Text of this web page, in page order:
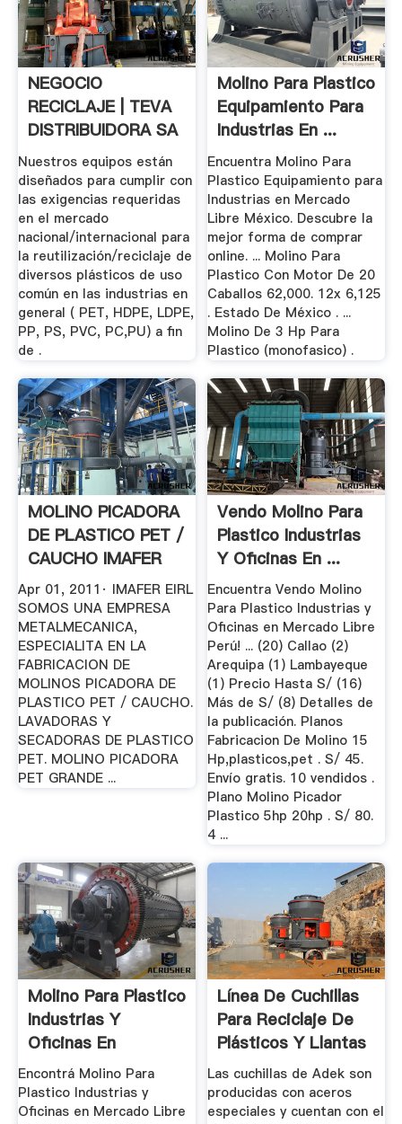
NEGOCIO
RECICLAJE | TEVA
DISTRIBUIDORA SA
DE CV
Nuestros equipos están
diseñados para cumplir con
las exigencias requeridas
en el mercado
nacional/internacional para
la reutilización/reciclaje de
diversos plásticos de uso
común en las industrias en
general ( PET, HDPE, LDPE,
PP, PS, PVC, PC,PU) a fin
de .
Molino Para Plastico
Equipamiento Para
Industrias En ...
Encuentra Molino Para
Plastico Equipamiento para
Industrias en Mercado
Libre México. Descubre la
mejor forma de comprar
online. ... Molino Para
Plastico Con Motor De 20
Caballos 62,000. 12x 6,125
. Estado De México . ...
Molino De 3 Hp Para
Plastico (monofasico) .
MOLINO PICADORA
DE PLASTICO PET /
CAUCHO IMAFER
EIRL 5 ...
Apr 01, 2011· IMAFER EIRL
SOMOS UNA EMPRESA
METALMECANICA,
ESPECIALITA EN LA
FABRICACION DE
MOLINOS PICADORA DE
PLASTICO PET / CAUCHO.
LAVADORAS Y
SECADORAS DE PLASTICO
PET. MOLINO PICADORA
PET GRANDE ...
Vendo Molino Para
Plastico Industrias
Y Oficinas En ...
Encuentra Vendo Molino
Para Plastico Industrias y
Oficinas en Mercado Libre
Perú! ... (20) Callao (2)
Arequipa (1) Lambayeque
(1) Precio Hasta S/ (16)
Más de S/ (8) Detalles de
la publicación. Planos
Fabricacion De Molino 15
Hp,plasticos,pet . S/ 45.
Envío gratis. 10 vendidos .
Plano Molino Picador
Plastico 5hp 20hp . S/ 80.
4 ...
Molino Para Plastico
Industrias Y
Oficinas En
Mercado ...
Encontrá Molino Para
Plastico Industrias y
Oficinas en Mercado Libre
Línea De Cuchillas
Para Reciclaje De
Plásticos Y Llantas
...
Las cuchillas de Adek son
producidas con aceros
especiales y cuentan con el